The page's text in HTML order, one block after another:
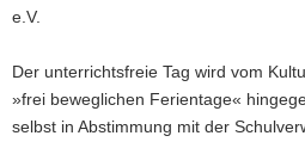
e.V.
Der unterrichtsfreie Tag wird vom
»frei beweglichen Ferientage«
selbst in Abstimmung mit der